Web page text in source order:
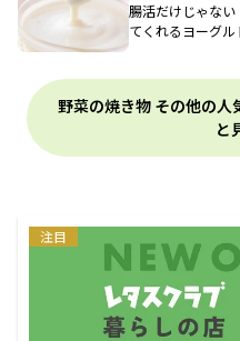
腸活だけじゃな
てくれるヨーグル
野菜の焼き物 その他の人
と
注目